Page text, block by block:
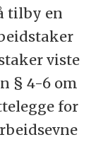
tilby en
viste
§ 4-6 om
for